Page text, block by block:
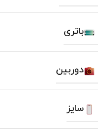
باتری
دوربین
سایز